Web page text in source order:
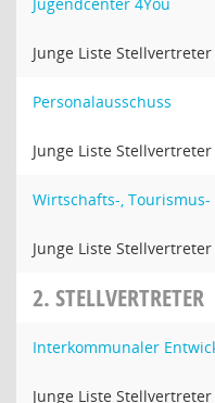
Junge Liste Stellvertreter
Personalausschuss
Junge Liste Stellvertreter
Wirtschafts-,
Junge Liste Stellvertreter
2. STELLVERTRETER
Interkommunaler
Junge Liste Stellvertreter